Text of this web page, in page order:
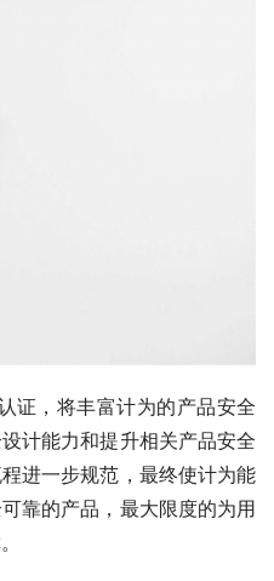
证，将丰富计为的产品安全
计能力和提升相关产品安全
进一步规范，最终使计为能
靠的产品，最大限度的为用